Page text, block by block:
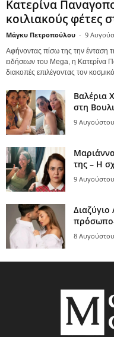
Κατερίνα
κοιλιακούς φέτες
Μάγκυ Πετροπούλου - 9
Αφήνοντας πίσω της την ένταση
ειδήσεων του Mega, η Κατερίνα
διακοπές επιλέγοντας τον
Βαλέρια
στη
9
της – Η
9
8